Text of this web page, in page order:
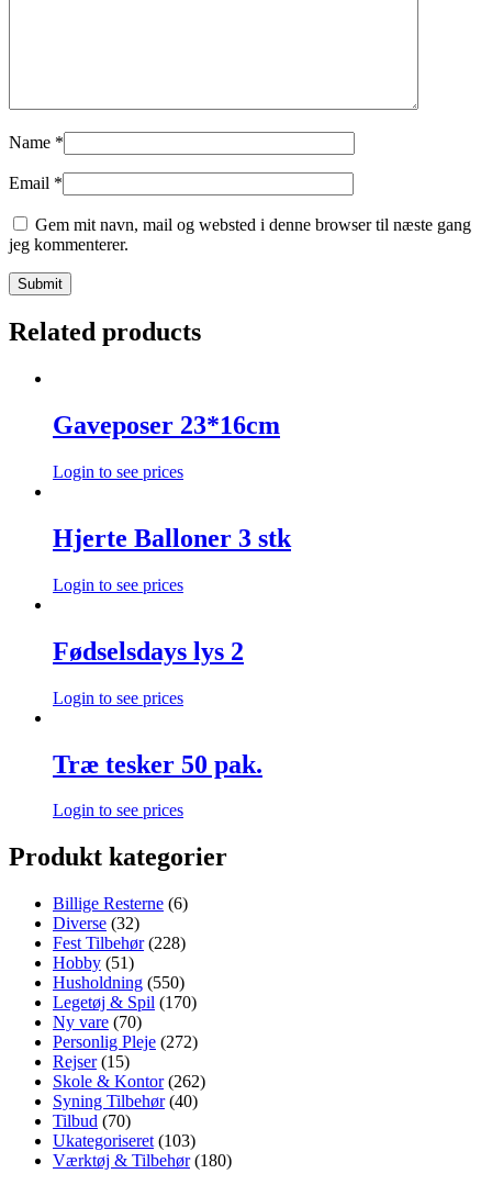
Name *
Email *
Gem mit navn, mail og websted i denne browser til næste gang
jeg kommenterer.
Related products
Gaveposer 23*16cm
Login to see prices
Hjerte Balloner 3 stk
Login to see prices
Fødselsdays lys 2
Login to see prices
Træ tesker 50 pak.
Login to see prices
Produkt kategorier
Billige Resterne (6)
Diverse (32)
Fest Tilbehør (228)
Hobby (51)
Husholdning (550)
Legetøj & Spil (170)
Ny vare (70)
Personlig Pleje (272)
Rejser (15)
Skole & Kontor (262)
Syning Tilbehør (40)
Tilbud (70)
Ukategoriseret (103)
Værktøj & Tilbehør (180)